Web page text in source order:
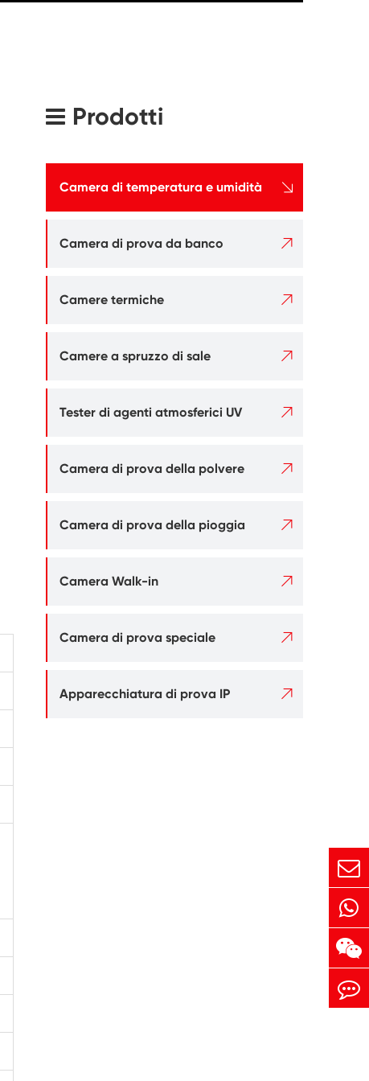
Prodotti
Camera di temperatura e umidità 
Camera di prova da banco 
Camere termiche 
Camere a spruzzo di sale 
Tester di agenti atmosferici UV 
Camera di prova della polvere 
Camera di prova della pioggia 
Camera Walk-in 
Camera di prova speciale 
Apparecchiatura di prova IP 